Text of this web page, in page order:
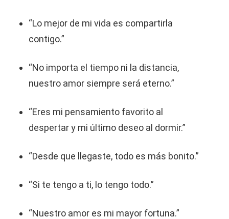
“Lo mejor de mi vida es compartirla
contigo.”
“No importa el tiempo ni la distancia,
nuestro amor siempre será eterno.”
“Eres mi pensamiento favorito al
despertar y mi último deseo al dormir.”
“Desde que llegaste, todo es más bonito.”
“Si te tengo a ti, lo tengo todo.”
“Nuestro amor es mi mayor fortuna.”